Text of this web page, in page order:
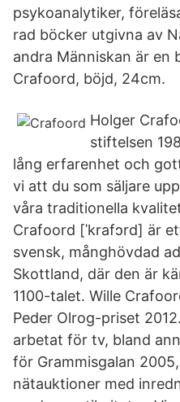
psykoanalytiker,
rad böcker utgivna av
andra Människan är en
Crafoord, böjd, 24cm.
Holger
stiftelsen
lång erfarenhet och
vi att du som säljare
våra traditionella
Crafoord [ˈkrafɔrd] är
svensk, månghövdad
Skottland, där den är
1100-talet. Wille
Peder Olrog-priset
arbetat för tv, bland
för Grammisgalan
nätauktioner med